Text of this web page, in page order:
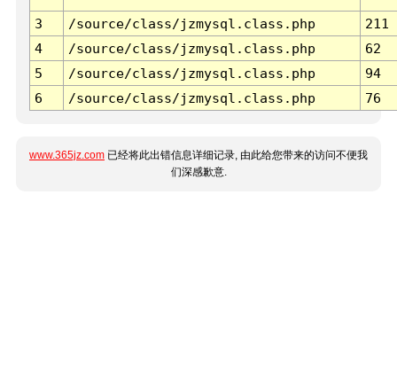
3 /source/class/jzmysql.class.php
211
4
/source/class/jzmysql.class.php
62
5
/source/class/jzmysql.class.php
94
6
/source/class/jzmysql.class.php 76
www.365jz.com 已经将此出错信息详细记录, 由此给您带来的访问不便我
们深感歉意.